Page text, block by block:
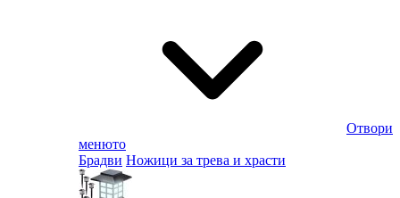
Отвори
менюто
Брадви Ножици за трева и храсти